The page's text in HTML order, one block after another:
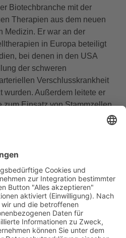
Biotechbranche mit der
Therapien aus dem neuen
Medizin. Er war an der
in Europa beteiligt
bei denen in den USA
der schweren
Verschlusskrankheit
wurden. Außerdem leitete er
zum Einsatz von Stammzellen,
Großunternehmen
2003 baut er zusammen
Nachhaltigkeit